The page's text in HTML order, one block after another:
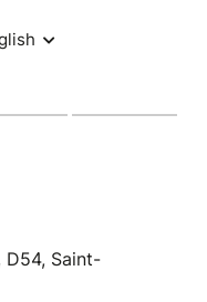
D54, Saint-